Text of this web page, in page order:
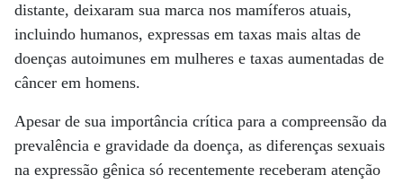
distante, deixaram sua marca nos mamíferos atuais,
incluindo humanos, expressas em taxas mais altas de
doenças autoimunes em mulheres e taxas aumentadas de
câncer em homens.
Apesar de sua importância crítica para a compreensão da
prevalência e gravidade da doença, as diferenças sexuais
na expressão gênica só recentemente receberam atenção